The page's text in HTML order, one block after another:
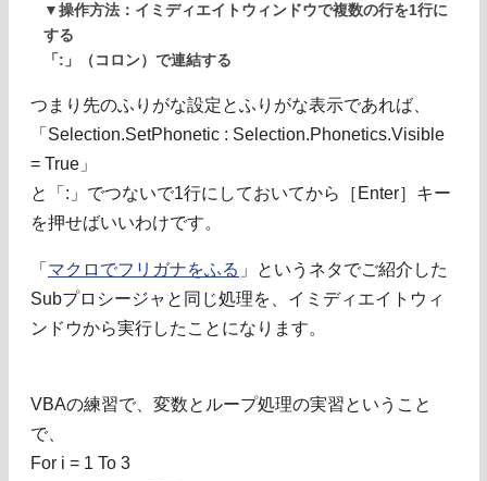
▼操作方法：イミディエイトウィンドウで複数の行を1行に
する
「:」（コロン）で連結する
つまり先のふりがな設定とふりがな表示であれば、
「Selection.SetPhonetic : Selection.Phonetics.Visible
= True」
と「:」でつないで1行にしておいてから［Enter］キー
を押せばいいわけです。
「 マクロでフリガナをふる 」というネタでご紹介した
Subプロシージャと同じ処理を、イミディエイトウィ
ンドウから実行したことになります。
VBAの練習で、変数とループ処理の実習ということ
で、
For i = 1 To 3